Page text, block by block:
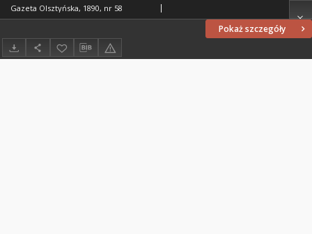
Pokaż szczegóły
Gazeta Olsztyńska, 1890, nr 58